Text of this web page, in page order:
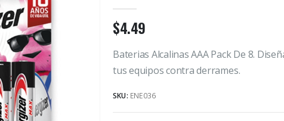
$4.49
Baterias Alcalinas AAA Pack De 8.
tus equipos contra derrames.
SKU: ENE036